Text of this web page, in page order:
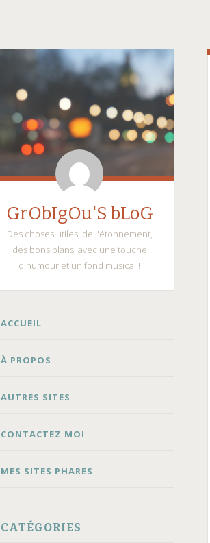
GrObIgOu'S bLoG
Des choses utiles, de l'étonnement,
des bons plans, avec une touche
d'humour et un fond musical !
ALLER
CONTENU
ACCUEIL
À PROPOS
AUTRES SITES
CONTACTEZ MOI
MES SITES PHARES
CATÉGORIES